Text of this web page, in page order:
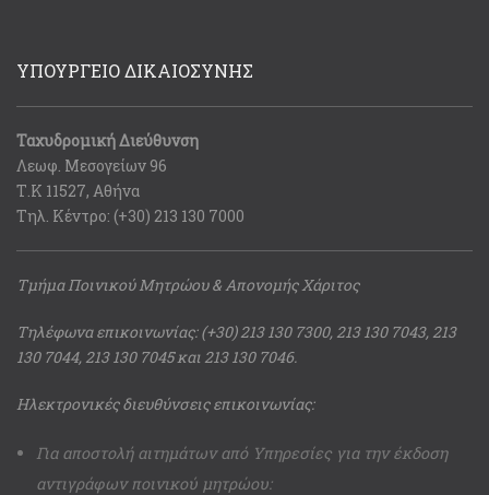
ΥΠΟΥΡΓΕΙΟ ΔΙΚΑΙΟΣΥΝΗΣ
Ταχυδρομική Διεύθυνση
Λεωφ. Μεσογείων 96
Τ.Κ 11527, Αθήνα
Τηλ. Κέντρο: (+30) 213 130 7000
Τμήμα Ποινικού Μητρώου & Απονομής Χάριτος
Τηλέφωνα επικοινωνίας: (+30) 213 130 7300, 213 130 7043, 213
130 7044, 213 130 7045 και 213 130 7046.
Ηλεκτρονικές διευθύνσεις επικοινωνίας:
Για αποστολή αιτημάτων από Υπηρεσίες για την έκδοση
αντιγράφων ποινικού μητρώου: